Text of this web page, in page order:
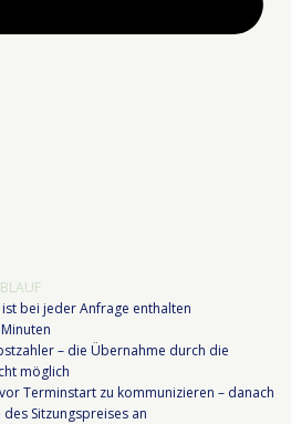
bei jeder Anfrage enthalten
– die Übernahme durch die
möglich
Terminstart zu kommunizieren – danach
Sitzungspreises an